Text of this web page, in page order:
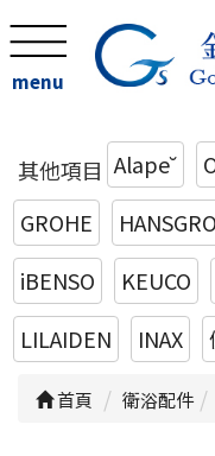
menu
其他項目 Alape˘
GROHE
iBENSO
KEUCO
LILAIDEN
INAX
首頁 衛浴配件